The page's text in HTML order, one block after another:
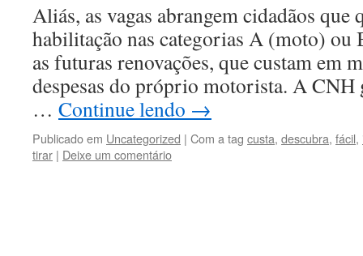
Aliás, as vagas abrangem cidadãos
habilitação nas categorias A (moto) ou
as futuras renovações, que custam em
despesas do próprio motorista. A CNH
… Continue lendo →
Publicado em Uncategorized | Com a tag custa, descubra, fácil,
tirar | Deixe um comentário